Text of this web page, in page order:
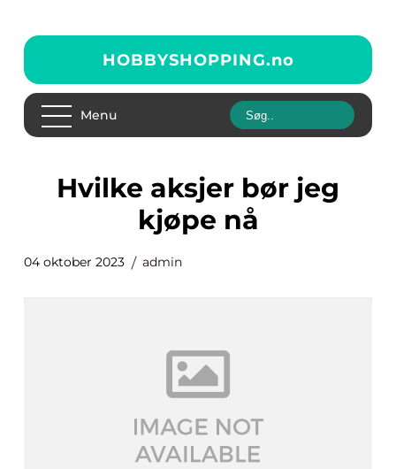
HOBBYSHOPPING.no
Menu
hvilke aksjer bør jeg
kjøpe nå
04 oktober 2023 admin